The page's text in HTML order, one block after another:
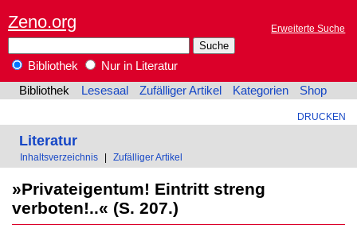
Zeno.org Erweiterte Suche
Bibliothek
Nur in Literatur
Bibliothek
Lesesaal Zufälliger Artikel Kategorien Shop
DRUCKEN
Literatur
Inhaltsverzeichnis Zufälliger Artikel
»Privateigentum! Eintritt streng
verboten!..« (S. 207.)